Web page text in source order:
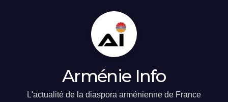
Arménie Info
L'actualité de la diaspora arménienne de France